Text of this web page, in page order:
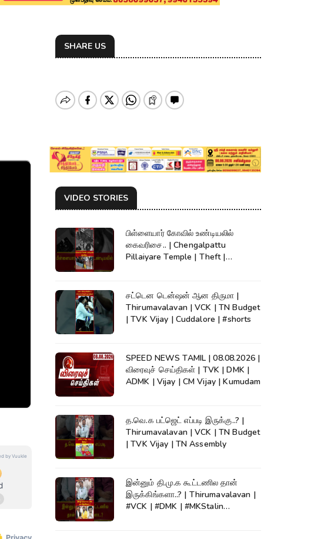
SHARE US
VIDEO STORIES
பிள்ளையார் கோவில் உண்டியலில்
கைவரிசை.. | Chengalpattu
Pillaiyare Temple | Theft |
சட்டென டென்ஷன் ஆன திருமா |
Thirumavalavan | VCK | TN Budget
| TVK Vijay | Cuddalore | #shorts
SPEED NEWS TAMIL | 08.08.2026 |
விரைவுச் செய்திகள் | TVK | DMK |
ADMK | Vijay | CM Vijay | Kumudam
த.வெ.க பட்ஜெட் எப்படி இருக்கு..? |
Thirumavalavan | VCK | TN Budget
| TVK Vijay | TN Assembly
இன்னும் தி.மு.க கூட்டணில தான்
இருக்கிங்களா..? | Thirumavalavan |
#VCK | #DMK | #MKStalin